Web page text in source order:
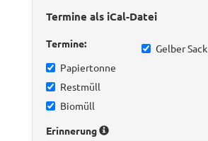
Termine als iCal-Datei
Termine:
Gelber Sack
Papiertonne
Restmüll
Biomüll
Erinnerung